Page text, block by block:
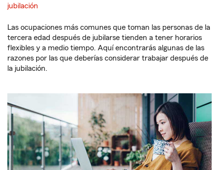
jubilación
Las ocupaciones más comunes que toman las personas de la
tercera edad después de jubilarse tienden a tener horarios
flexibles y a medio tiempo. Aquí encontrarás algunas de las
razones por las que deberías considerar trabajar después de
la jubilación.